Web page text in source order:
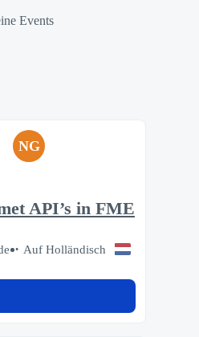
Events
NG
API’s in FME
Auf Holländisch